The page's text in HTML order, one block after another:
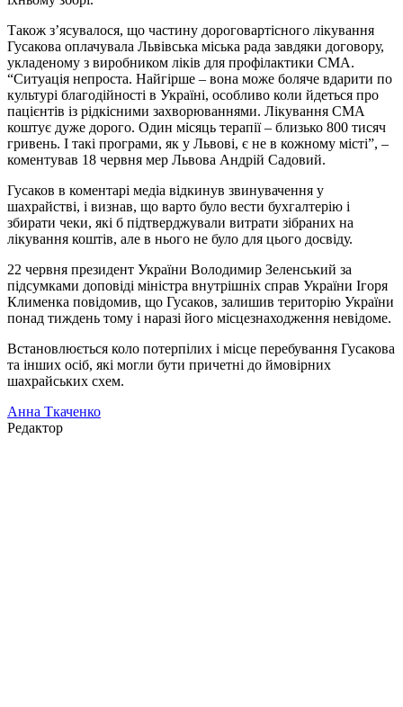
Також з’ясувалося, що частину дороговартісного лікування
Гусакова оплачувала Львівська міська рада завдяки договору,
укладеному з виробником ліків для профілактики СМА.
“Ситуація непроста. Найгірше – вона може боляче вдарити по
культурі благодійності в Україні, особливо коли йдеться про
пацієнтів із рідкісними захворюваннями. Лікування СМА
коштує дуже дорого. Один місяць терапії – близько 800 тисяч
гривень. І такі програми, як у Львові, є не в кожному місті”, –
коментував 18 червня мер Львова Андрій Садовий.
Гусаков в коментарі медіа відкинув звинувачення у
шахрайстві, і визнав, що варто було вести бухгалтерію і
збирати чеки, які б підтверджували витрати зібраних на
лікування коштів, але в нього не було для цього досвіду.
22 червня президент України Володимир Зеленський за
підсумками доповіді міністра внутрішніх справ України Ігоря
Клименка повідомив, що Гусаков, залишив територію України
понад тиждень тому і наразі його місцезнаходження невідоме.
Встановлюється коло потерпілих і місце перебування Гусакова
та інших осіб, які могли бути причетні до ймовірних
шахрайських схем.
Анна Ткаченко
Редактор